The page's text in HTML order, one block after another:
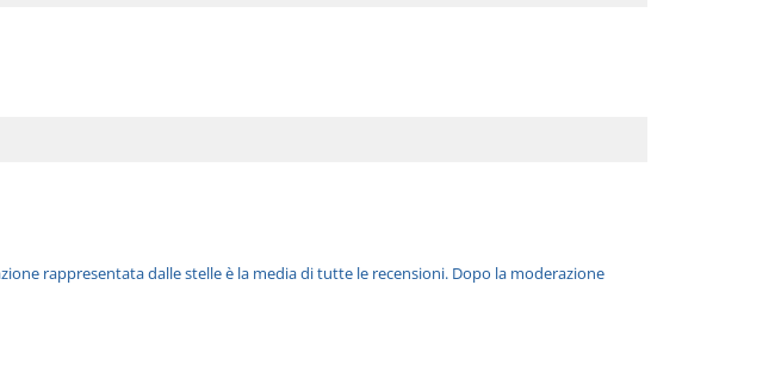
rappresentata dalle stelle è la media di tutte le recensioni. Dopo la moderazione